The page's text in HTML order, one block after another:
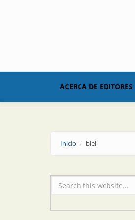
ACERCA DE EDITORES
Inicio biel
Formulario de